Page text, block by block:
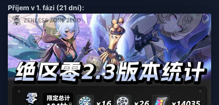
Příjem v 1. fázi (21 dní):